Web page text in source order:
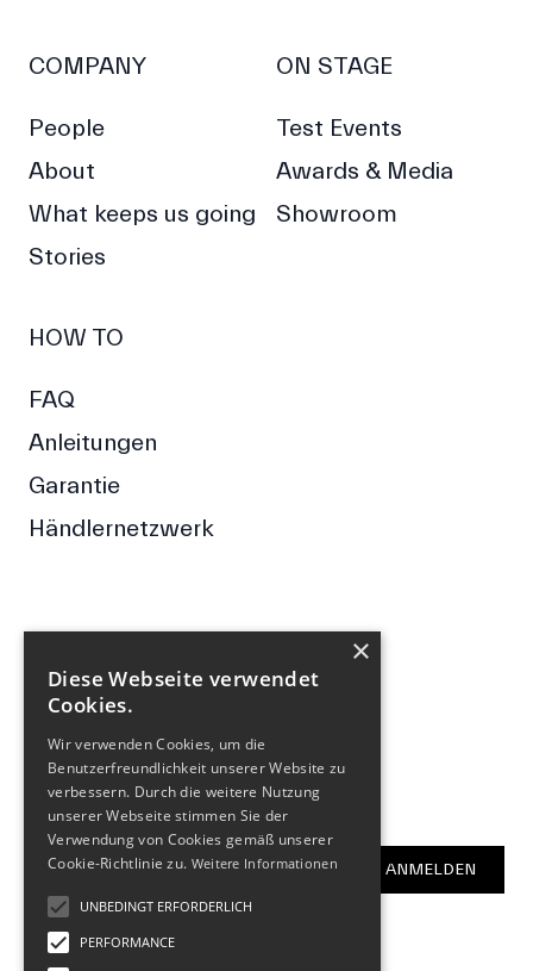
COMPANY
People
About
What keeps us going
Stories
ON STAGE
Test Events
Awards & Media
Showroom
HOW TO
FAQ
Anleitungen
Garantie
Händlernetzwerk
FOLGE UNS
FacebookInstagram
NEWSLETTER
E-Mail-Adresse ANMELDEN
×
Diese Webseite verwendet
Cookies.
Wir verwenden Cookies, um die
Benutzerfreundlichkeit unserer Website zu
verbessern. Durch die weitere Nutzung
unserer Webseite stimmen Sie der
Verwendung von Cookies gemäß unserer
Cookie-Richtlinie zu. Weitere Informationen
UNBEDINGT ERFORDERLICH
PERFORMANCE